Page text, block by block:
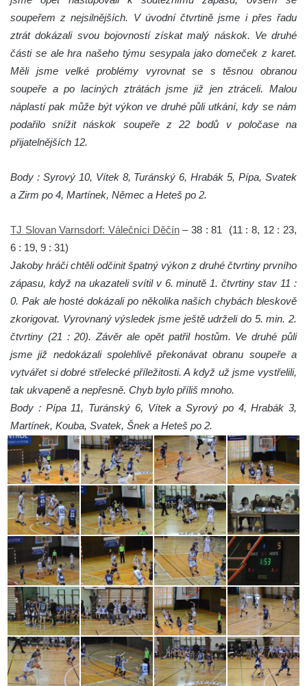
soupeřem z nejsilnějších. V úvodní čtvrtině jsme i přes řadu
ztrát dokázali svou bojovností získat malý náskok. Ve druhé
části se ale hra našeho týmu sesypala jako domeček z karet.
Měli jsme velké problémy vyrovnat se s těsnou obranou
soupeře a po laciných ztrátách jsme již jen ztráceli. Malou
náplastí pak může být výkon ve druhé půli utkání, kdy se nám
podařilo snížit náskok soupeře z 22 bodů v poločase na
přijatelnějších 12.
Body : Syrový 10, Vítek 8, Turánský 6, Hrabák 5, Pípa, Svatek
a Zirm po 4, Martínek, Němec a Heteš po 2.
TJ Slovan Varnsdorf: Válečníci Děčín– 38 : 81 (11 : 8, 12 : 23,
6 : 19, 9 : 31)
Jakoby hráči chtěli odčinit špatný výkon z druhé čtvrtiny prvního
zápasu, když na ukazateli svítil v 6. minutě 1. čtvrtiny stav 11 :
0. Pak ale hosté dokázali po několika našich chybách bleskově
zkorigovat. Vyrovnaný výsledek jsme ještě udrželi do 5. min. 2.
čtvrtiny (21 : 20). Závěr ale opět patřil hostům. Ve druhé půli
jsme již nedokázali spolehlivě překonávat obranu soupeře a
vytvářet si dobré střelecké příležitosti. A když už jsme vystřelili,
tak ukvapeně a nepřesně. Chyb bylo příliš mnoho.
Body : Pípa 11, Turánský 6, Vítek a Syrový po 4, Hrabák 3,
Martínek, Kouba, Svatek, Šnek a Heteš po 2.